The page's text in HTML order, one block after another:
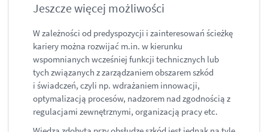
Jeszcze więcej możliwości
W zależności od predyspozycji i zainteresowań ścieżkę
kariery można rozwijać m.in. w kierunku
wspomnianych wcześniej funkcji technicznych lub
tych związanych z zarządzaniem obszarem szkód
i świadczeń, czyli np. wdrażaniem innowacji,
optymalizacją procesów, nadzorem nad zgodnością z
regulacjami zewnętrznymi, organizacją pracy etc.